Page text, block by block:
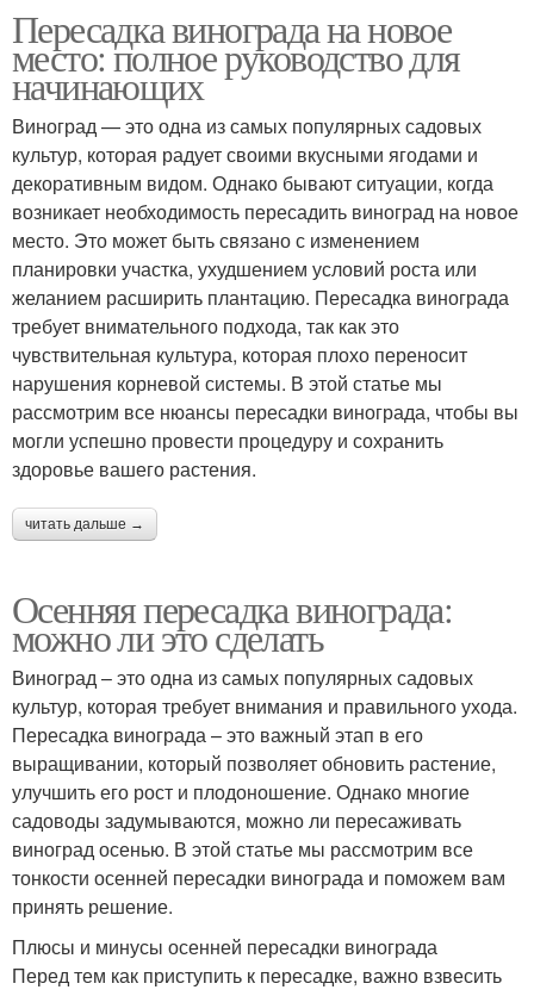
Пересадка винограда на новое
место: полное руководство для
начинающих
Виноград — это одна из самых популярных садовых
культур, которая радует своими вкусными ягодами и
декоративным видом. Однако бывают ситуации, когда
возникает необходимость пересадить виноград на новое
место. Это может быть связано с изменением
планировки участка, ухудшением условий роста или
желанием расширить плантацию. Пересадка винограда
требует внимательного подхода, так как это
чувствительная культура, которая плохо переносит
нарушения корневой системы. В этой статье мы
рассмотрим все нюансы пересадки винограда, чтобы вы
могли успешно провести процедуру и сохранить
здоровье вашего растения.
читать дальше →
Осенняя пересадка винограда:
можно ли это сделать
Виноград – это одна из самых популярных садовых
культур, которая требует внимания и правильного ухода.
Пересадка винограда – это важный этап в его
выращивании, который позволяет обновить растение,
улучшить его рост и плодоношение. Однако многие
садоводы задумываются, можно ли пересаживать
виноград осенью. В этой статье мы рассмотрим все
тонкости осенней пересадки винограда и поможем вам
принять решение.
Плюсы и минусы осенней пересадки винограда
Перед тем как приступить к пересадке, важно взвесить